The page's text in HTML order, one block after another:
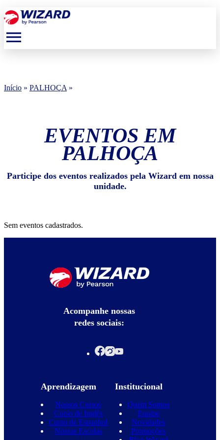
menu
Início » PALHOÇA »
EVENTOS EM
PALHOÇA
Participe dos eventos realizados pela Wizard em nossa
unidade.
Sem eventos cadastrados.
Acompanhe nossas
redes sociais:
Aprendizagem
Nossos Cursos
Curso de Inglês
Curso de Espanhol
Nossas Escolas
Institucional
Quem Somos
Equipe
Novidades
Promoções